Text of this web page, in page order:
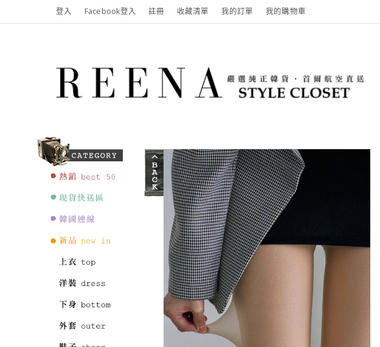
登入 Facebook登入 註冊 收藏清單 我的訂單 我的購物車